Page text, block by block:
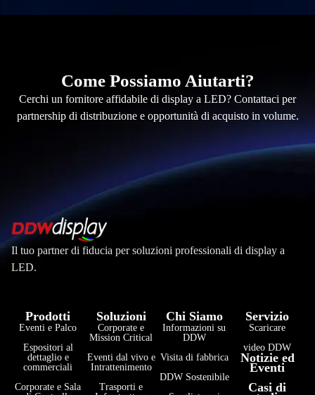
Come Possiamo Aiutarti?
Cerchi un fornitore affidabile di display a LED? Contattaci per
partnership di distribuzione e opportunità di acquisto in volume.
Il tuo partner di fiducia per soluzioni professionali di display a
LED.
Prodotti
Eventi e Palco
Espositori al
dettaglio e
commerciali
Corporate e Sala
Soluzioni
Corporate e
Mission Critical
Eventi dal vivo e
Intrattenimento
Trasporti e
Chi Siamo
Informazioni su
DDW
Visita di fabbrica
DDW Sostenibile
Servizio
Scaricare
video DDW
Notizie ed
Eventi
Casi di